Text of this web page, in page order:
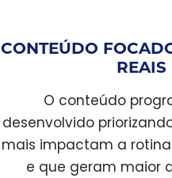
CONTEÚDO
REAIS
O conteúdo
desenvolvido
mais impactam a
e que geram maior